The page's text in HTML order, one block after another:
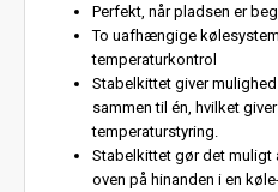
Perfekt, når pladsen er
To uafhængige
temperaturkontrol
Stabelkittet giver
sammen til én, hvilket
temperaturstyring.
Stabelkittet gør det muligt
oven på hinanden i en